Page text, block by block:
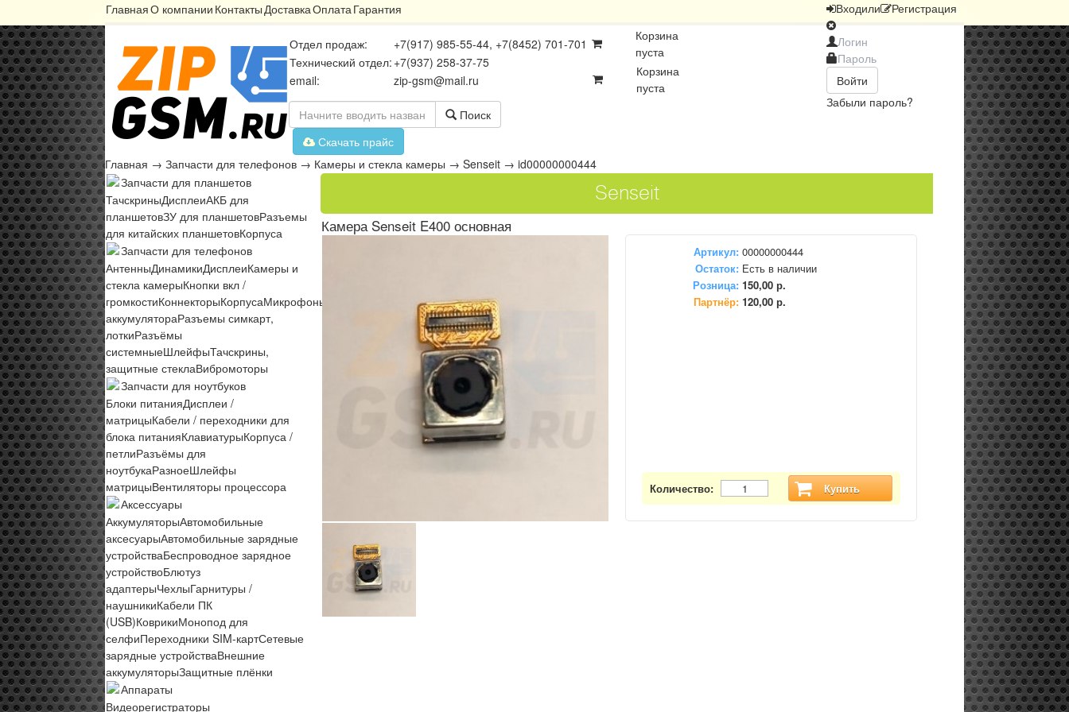
ГлавнаяО компании КонтактыДоставкаОплатаГарантия Входили Регистрация
Войти
Забыли пароль?
Отдел продаж:
+7(917) 985-55-44, +7(8452) 701-701
Технический отдел: +7(937) 258-37-75
email:
zip-gsm@mail.ru
Корзина
пуста
Корзина
пуста
Поиск
Скачать прайс
Главная → Запчасти для телефонов → Камеры и стекла камеры → Senseit → id00000000444
Запчасти для планшетов
ТачскриныДисплеиАКБ для
планшетовЗУ для планшетовРазъемы
для китайских планшетовКорпуса
Запчасти для телефонов
АнтенныДинамикиДисплеиКамеры и
стекла камерыКнопки вкл /
громкостиКоннекторыКорпусаМикрофоны ПлатыРазъёмы
аккумулятораРазъемы симкарт,
лоткиРазъёмы
системныеШлейфыТачскрины,
защитные стеклаВибромоторы
Запчасти для ноутбуков
Блоки питанияДисплеи /
матрицыКабели / переходники для
блока питанияКлавиатурыКорпуса /
петлиРазъёмы для
ноутбукаРазноеШлейфы
матрицыВентиляторы процессора
Аксессуары
АккумуляторыАвтомобильные
аксесуарыАвтомобильные зарядные
устройстваБеспроводное зарядное
устройствоБлютуз
адаптерыЧехлыГарнитуры /
наушникиКабели ПК
(USB)КоврикиМонопод для
селфиПереходники SIM-картСетевые
зарядные устройстваВнешние
аккумуляторыЗащитные плёнки
Аппараты
Видеорегистраторы
Senseit
Камера Senseit E400 основная
Артикул: 00000000444
Остаток: Есть в наличии
Розница: 150,00 р.
Партнёр: 120,00 р.
Количество: Купить